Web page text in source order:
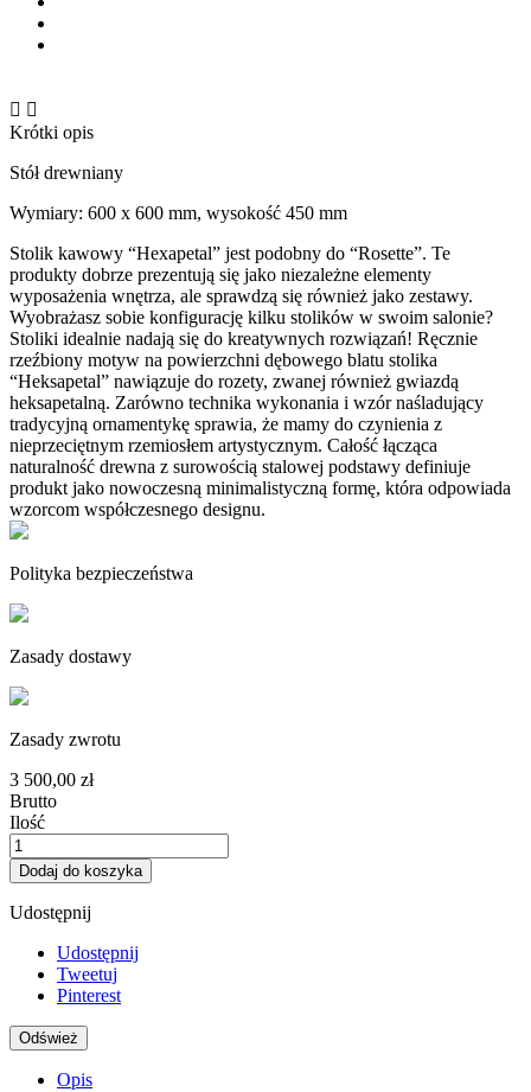
 
Krótki opis
Stół drewniany
Wymiary: 600 x 600 mm, wysokość 450 mm
Stolik kawowy “Hexapetal” jest podobny do “Rosette”. Te
produkty dobrze prezentują się jako niezależne elementy
wyposażenia wnętrza, ale sprawdzą się również jako zestawy.
Wyobrażasz sobie konfigurację kilku stolików w swoim salonie?
Stoliki idealnie nadają się do kreatywnych rozwiązań! Ręcznie
rzeźbiony motyw na powierzchni dębowego blatu stolika
“Heksapetal” nawiązuje do rozety, zwanej również gwiazdą
heksapetalną. Zarówno technika wykonania i wzór naśladujący
tradycyjną ornamentykę sprawia, że mamy do czynienia z
nieprzeciętnym rzemiosłem artystycznym. Całość łącząca
naturalność drewna z surowością stalowej podstawy definiuje
produkt jako nowoczesną minimalistyczną formę, która odpowiada
wzorcom współczesnego designu.
Polityka bezpieczeństwa
Zasady dostawy
Zasady zwrotu
3 500,00 zł
Brutto
Ilość
Dodaj do koszyka
Udostępnij
Udostępnij
Tweetuj
Pinterest
Opis